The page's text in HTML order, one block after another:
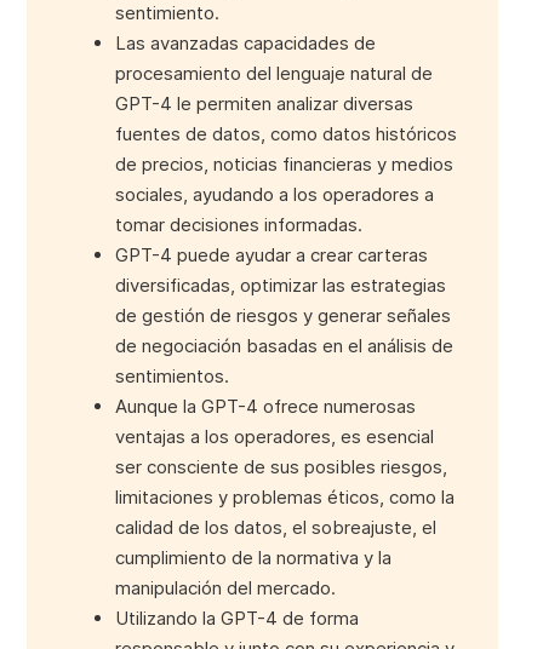
sentimiento.
Las avanzadas capacidades de
procesamiento del lenguaje natural de
GPT-4 le permiten analizar diversas
fuentes de datos, como datos históricos
de precios, noticias financieras y medios
sociales, ayudando a los operadores a
tomar decisiones informadas.
GPT-4 puede ayudar a crear carteras
diversificadas, optimizar las estrategias
de gestión de riesgos y generar señales
de negociación basadas en el análisis de
sentimientos.
Aunque la GPT-4 ofrece numerosas
ventajas a los operadores, es esencial
ser consciente de sus posibles riesgos,
limitaciones y problemas éticos, como la
calidad de los datos, el sobreajuste, el
cumplimiento de la normativa y la
manipulación del mercado.
Utilizando la GPT-4 de forma